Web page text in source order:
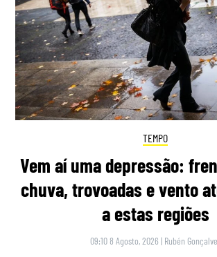
TEMPO
Vem aí uma depressão:
chuva, trovoadas e vento
a estas regiões
09:10 8 Agosto, 2026 | Rubén